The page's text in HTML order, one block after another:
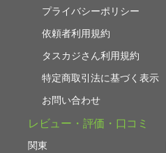
プライバシーポリシー
依頼者利用規約
タスカジさん利用規約
特定商取引法に基づく表示
お問い合わせ
レビュー・評価・口コミ
関東